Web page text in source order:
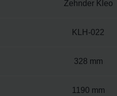
Zehnder Kleo
KLH-022
328 mm
1190 mm